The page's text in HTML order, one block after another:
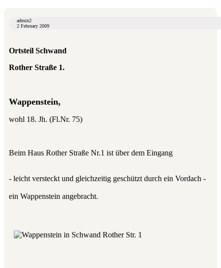
admin2
2 February 2009
Ortsteil Schwand
Rother Straße 1.
Wappenstein,
wohl 18. Jh. (Fl.Nr. 75)
Beim Haus Rother Straße Nr.1 ist über dem Eingang
- leicht versteckt und gleichzeitig geschützt durch ein Vordach -
ein Wappenstein angebracht.